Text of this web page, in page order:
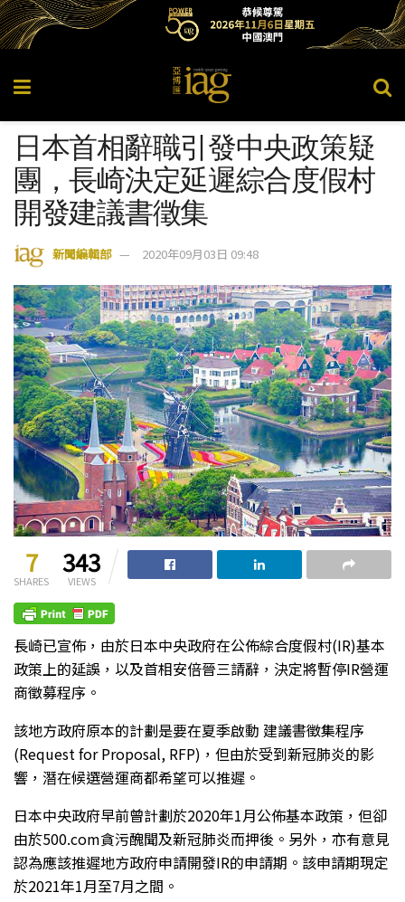
日本首相辭職引發中央政策疑
團，長崎決定延遲綜合度假村
開發建議書徵集
新聞編輯部 2020年09月03日 09:48
7
SHARES
343
VIEWS
長崎已宣佈，由於日本中央政府在公佈綜合度假村(IR)基本
政策上的延誤，以及首相安倍晉三請辭，決定將暫停IR營運
商徵募程序。
該地方政府原本的計劃是要在夏季啟動 建議書徵集程序
(Request for Proposal, RFP)，但由於受到新冠肺炎的影
響，潛在候選營運商都希望可以推遲。
日本中央政府早前曾計劃於2020年1月公佈基本政策，但卻
由於500.com貪污醜聞及新冠肺炎而押後。另外，亦有意見
認為應該推遲地方政府申請開發IR的申請期。該申請期現定
於2021年1月至7月之間。